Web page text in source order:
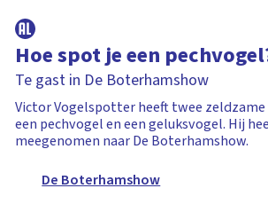
Hoe spot je een
Te gast in De Boterhamshow
Victor Vogelspotter heeft twee
een pechvogel en een geluksvogel. Hij
meegenomen naar De Boterhamshow.
De Boterhamshow